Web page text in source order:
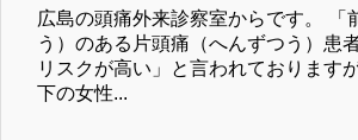
広島の頭痛外来診察室からです。 「
う）のある片頭痛（へんずつう）患
リスクが高い」と言われております
下の女性...